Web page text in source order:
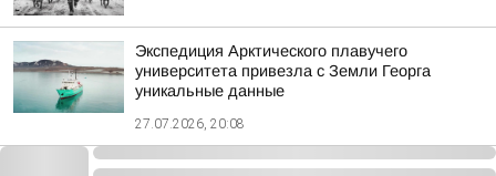
Экспедиция Арктического плавучего
университета привезла с Земли Георга
уникальные данные
27.07.2026, 20:08